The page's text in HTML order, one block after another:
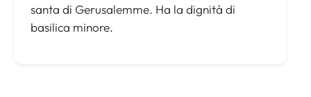
santa di Gerusalemme. Ha la dignità di
basilica minore.